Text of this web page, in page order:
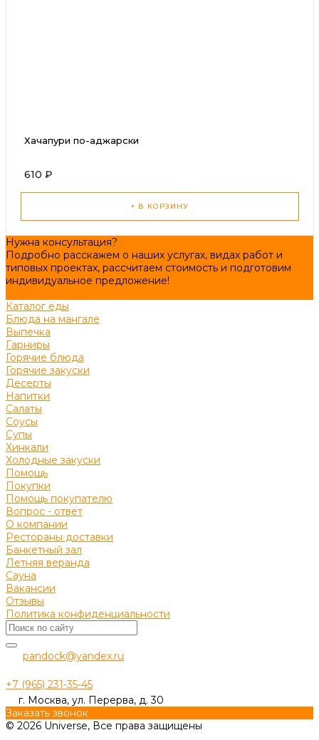
Хачапури по-аджарски
610 ₽
+ В КОРЗИНУ
Нужна консультация?
Подробно расскажем о наших услугах, видах работ и
типовых проектах, рассчитаем стоимость и подготовим
индивидуальное предложение!
Каталог еды
Блюда на мангале
Выпечка
Гарниры
Горячие блюда
Горячие закуски
Десерты
Напитки
Салаты
Соусы
Супы
Хинкали
Холодные закуски
Помощь
Покупки
Помощь покупателю
Вопрос - ответ
О компании
Рестораны доставки
Банкетный зал
Летняя веранда
Сауна
Вакансии
Отзывы
Политика конфиденциальности
pandock@yandex.ru
+7 (965) 231-35-45
г. Москва, ул. Перерва, д. 30
Заказать звонок
© 2026 Universe, Все права защищены